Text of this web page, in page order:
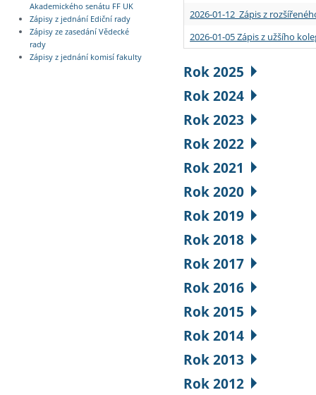
Akademického senátu FF UK
Zápisy z jednání Ediční rady
Zápisy ze zasedání Vědecké
rady
Zápisy z jednání komisí fakulty
2026-01-12 Zápis z
2026-01-05 Zápis z užšího
Rok 2025
Rok 2024
Rok 2023
Rok 2022
Rok 2021
Rok 2020
Rok 2019
Rok 2018
Rok 2017
Rok 2016
Rok 2015
Rok 2014
Rok 2013
Rok 2012